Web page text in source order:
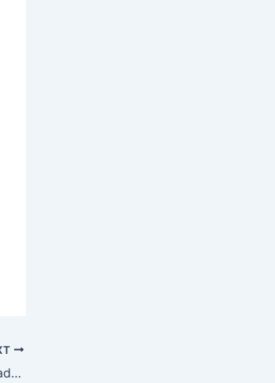
Apa Peran Sertifikasi ISO Terhadap Perusahaan